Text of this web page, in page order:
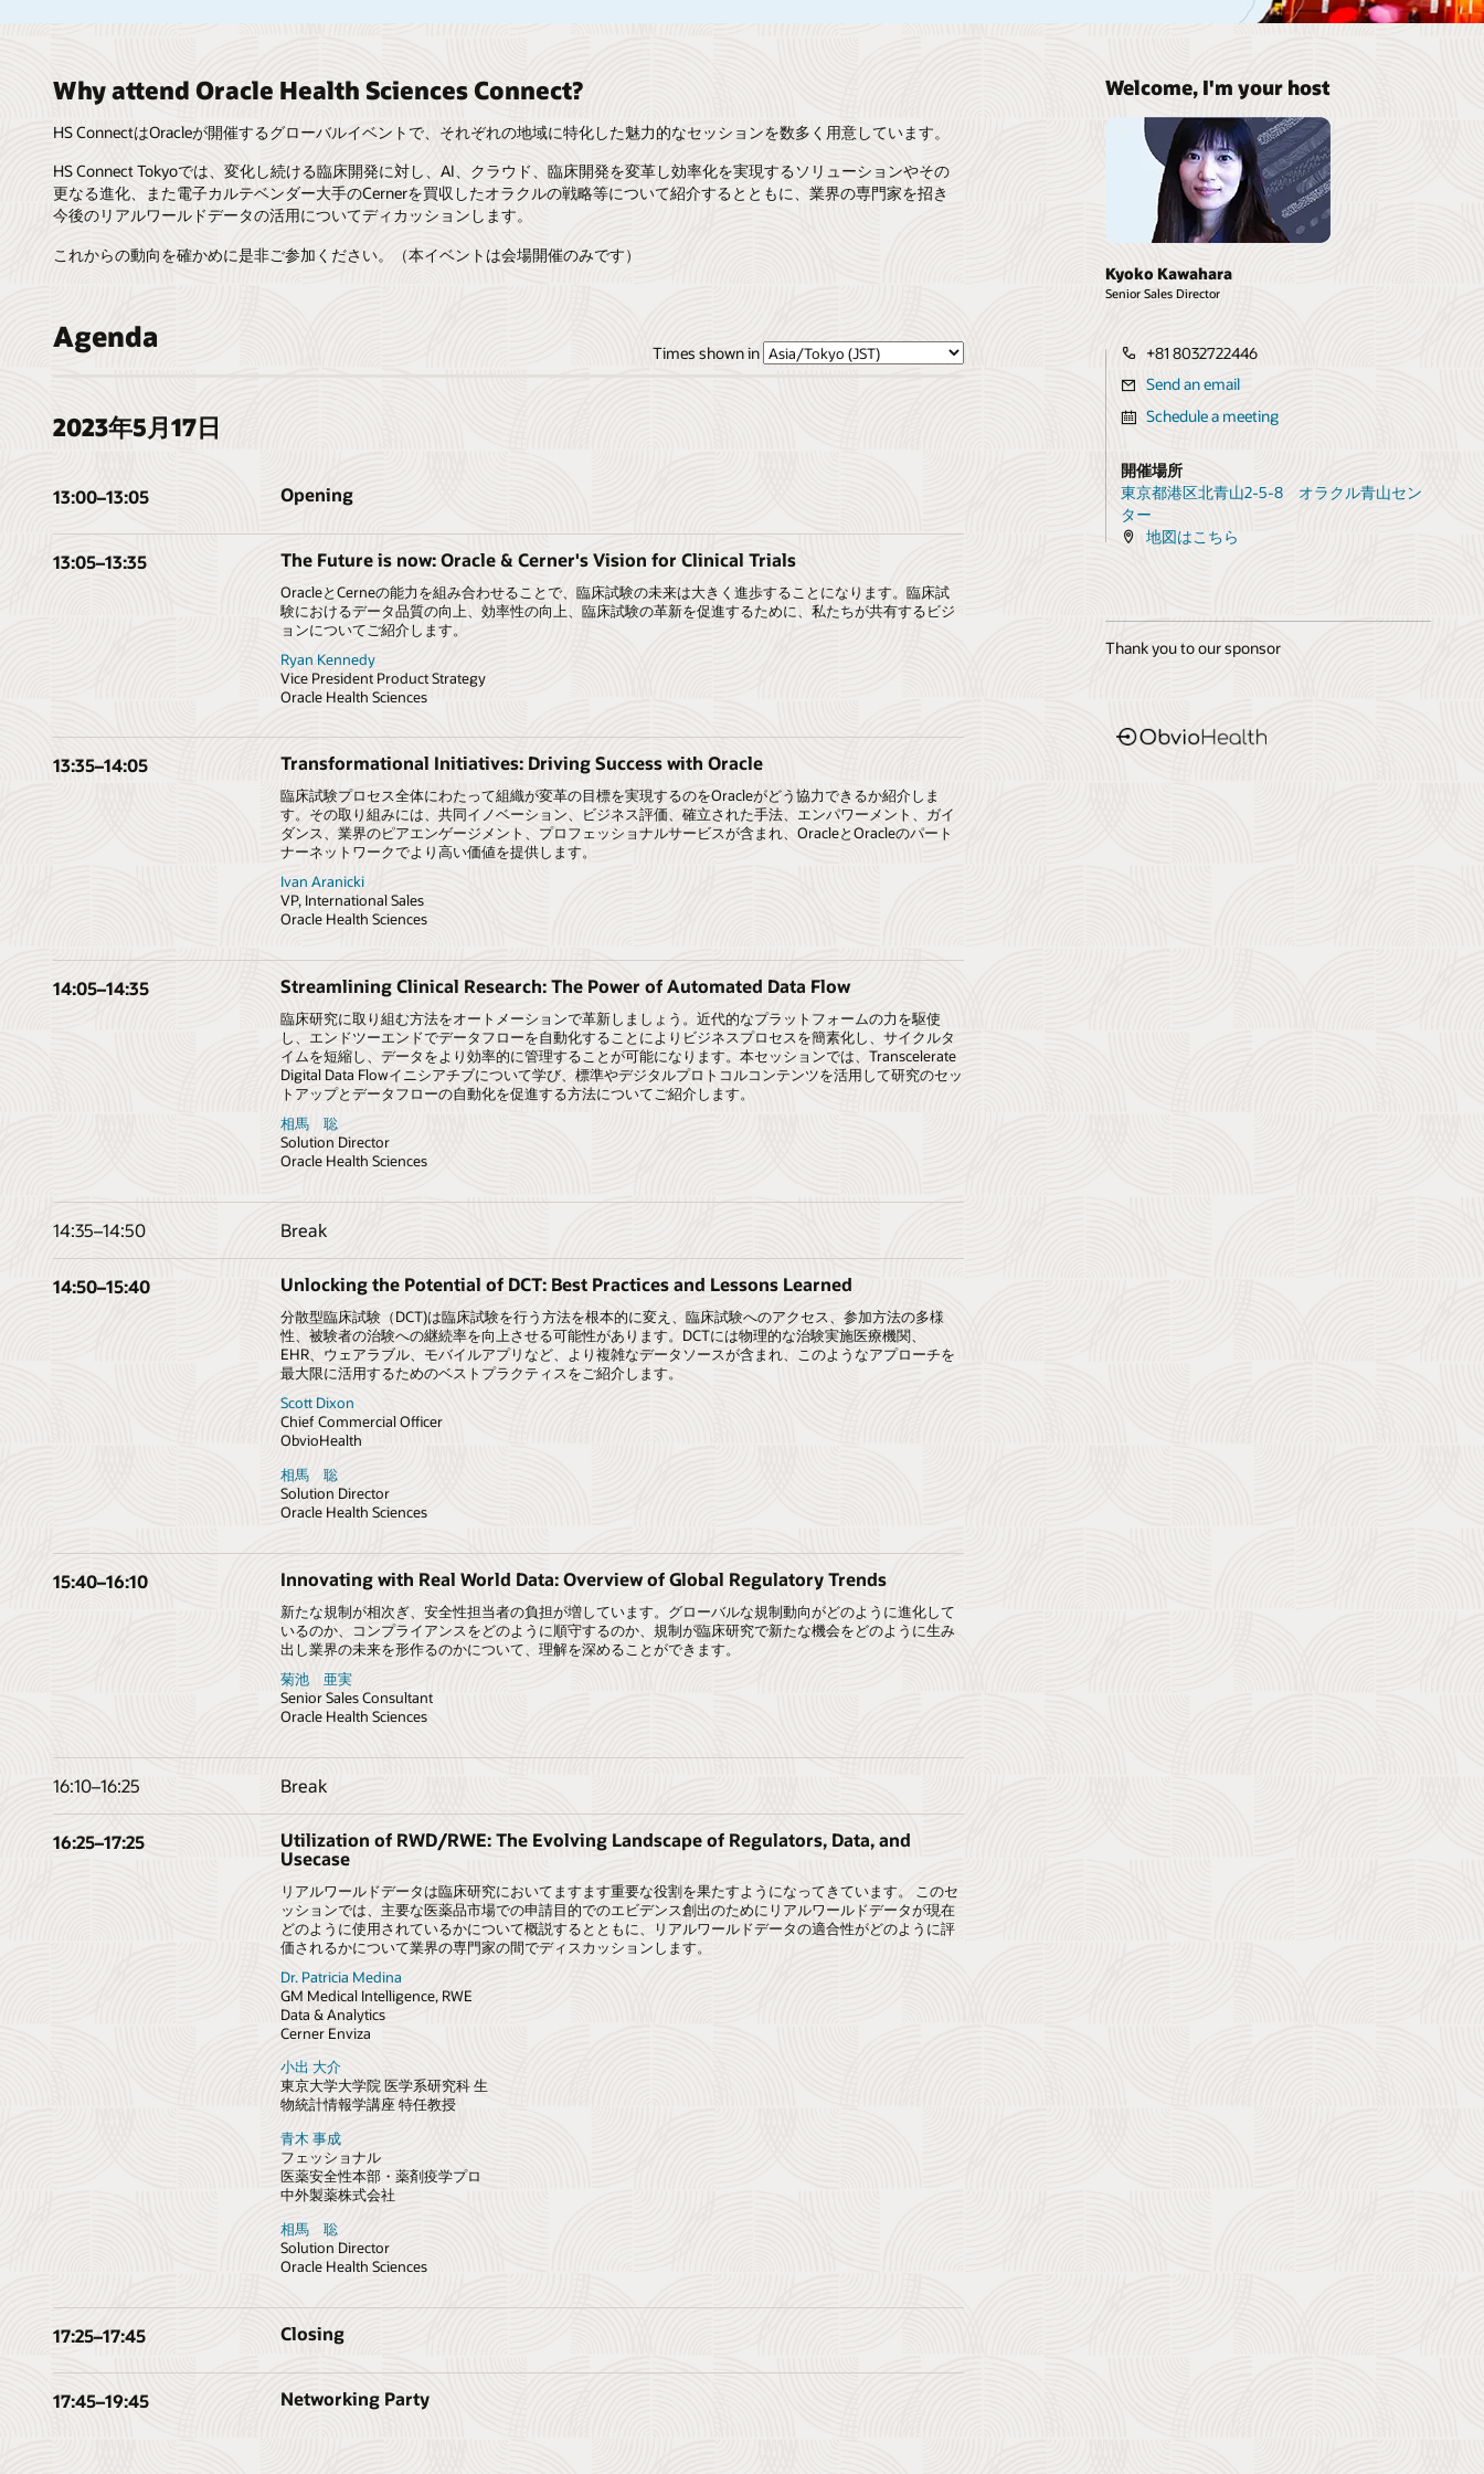
Why attend Oracle Health Sciences Connect?
HS ConnectはOracleが開催するグローバルイベントで、それぞれの地域に特化した魅力的なセッションを数多く用意しています。
HS Connect Tokyoでは、変化し続ける臨床開発に対し、AI、クラウド、臨床開発を変革し効率化を実現するソリューションやその
更なる進化、また電子カルテベンダー大手のCernerを買収したオラクルの戦略等について紹介するとともに、業界の専門家を招き
今後のリアルワールドデータの活用についてディカッションします。
これからの動向を確かめに是非ご参加ください。（本イベントは会場開催のみです）
Agenda Times shown in
2023年5月17日
13:00–13:05 Opening
13:05–13:35 The Future is now: Oracle & Cerner's Vision for Clinical Trials
OracleとCerneの能力を組み合わせることで、臨床試験の未来は大きく進歩することになります。臨床試
験におけるデータ品質の向上、効率性の向上、臨床試験の革新を促進するために、私たちが共有するビジ
ョンについてご紹介します。
Ryan Kennedy
Vice President Product Strategy
Oracle Health Sciences
13:35–14:05 Transformational Initiatives: Driving Success with Oracle
臨床試験プロセス全体にわたって組織が変革の目標を実現するのをOracleがどう協力できるか紹介しま
す。その取り組みには、共同イノベーション、ビジネス評価、確立された手法、エンパワーメント、ガイ
ダンス、業界のピアエンゲージメント、プロフェッショナルサービスが含まれ、OracleとOracleのパート
ナーネットワークでより高い価値を提供します。
Ivan Aranicki
VP, International Sales
Oracle Health Sciences
14:05–14:35 Streamlining Clinical Research: The Power of Automated Data Flow
臨床研究に取り組む方法をオートメーションで革新しましょう。近代的なプラットフォームの力を駆使
し、エンドツーエンドでデータフローを自動化することによりビジネスプロセスを簡素化し、サイクルタ
イムを短縮し、データをより効率的に管理することが可能になります。本セッションでは、Transcelerate
Digital Data Flowイニシアチブについて学び、標準やデジタルプロトコルコンテンツを活用して研究のセッ
トアップとデータフローの自動化を促進する方法についてご紹介します。
相馬 聡
Solution Director
Oracle Health Sciences
14:35–14:50 Break
14:50–15:40 Unlocking the Potential of DCT: Best Practices and Lessons Learned
分散型臨床試験（DCT)は臨床試験を行う方法を根本的に変え、臨床試験へのアクセス、参加方法の多様
性、被験者の治験への継続率を向上させる可能性があります。DCTには物理的な治験実施医療機関、
EHR、ウェアラブル、モバイルアプリなど、より複雑なデータソースが含まれ、このようなアプローチを
最大限に活用するためのベストプラクティスをご紹介します。
Scott Dixon
Chief Commercial Officer
ObvioHealth
相馬 聡
Solution Director
Oracle Health Sciences
15:40–16:10 Innovating with Real World Data: Overview of Global Regulatory Trends
新たな規制が相次ぎ、安全性担当者の負担が増しています。グローバルな規制動向がどのように進化して
いるのか、コンプライアンスをどのように順守するのか、規制が臨床研究で新たな機会をどのように生み
出し業界の未来を形作るのかについて、理解を深めることができます。
菊池 亜実
Senior Sales Consultant
Oracle Health Sciences
16:10–16:25 Break
16:25–17:25
Utilization of RWD/RWE: The Evolving Landscape of Regulators, Data, and
Usecase
リアルワールドデータは臨床研究においてますます重要な役割を果たすようになってきています。 このセ
ッションでは、主要な医薬品市場での申請目的でのエビデンス創出のためにリアルワールドデータが現在
どのように使用されているかについて概説するとともに、リアルワールドデータの適合性がどのように評
価されるかについて業界の専門家の間でディスカッションします。
Dr. Patricia Medina
GM Medical Intelligence, RWE
Data & Analytics
Cerner Enviza
小出 大介
東京大学大学院 医学系研究科 生
物統計情報学講座 特任教授
青木 事成
フェッショナル
医薬安全性本部・薬剤疫学プロ
中外製薬株式会社
相馬 聡
Solution Director
Oracle Health Sciences
17:25–17:45 Closing
17:45–19:45 Networking Party
Welcome, I'm your host
Kyoko Kawahara
Senior Sales Director
+81 8032722446
Send an email
Schedule a meeting
開催場所
東京都港区北青山2-5-8 オラクル青山セン
ター
地図はこちら
Thank you to our sponsor